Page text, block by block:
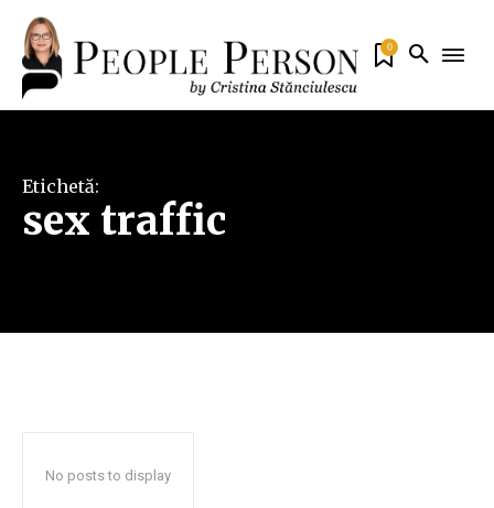
0
Etichetă:
sex traffic
No posts to display